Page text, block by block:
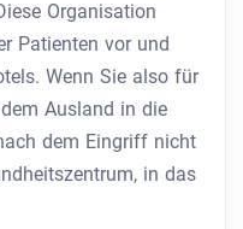
Organisation
Patienten vor und
Wenn Sie also für
Ausland in die
dem Eingriff nicht
in das